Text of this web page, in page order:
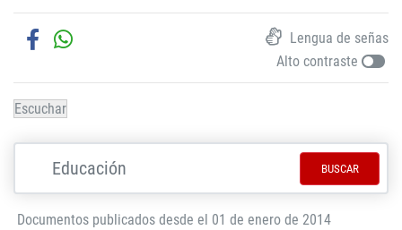
Lengua de señas
Alto contraste
Escuchar
BUSCAR
Documentos publicados desde el 01 de enero de 2014